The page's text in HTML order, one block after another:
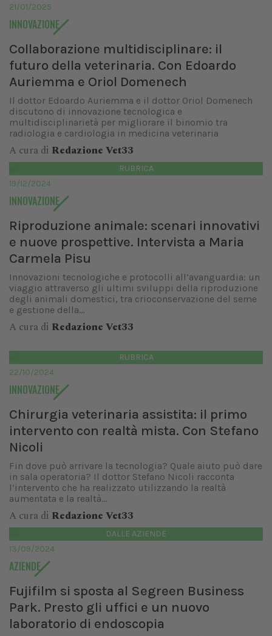
21/01/2025
INNOVAZIONE
Collaborazione multidisciplinare: il
futuro della veterinaria. Con Edoardo
Auriemma e Oriol Domenech
Il dottor Edoardo Auriemma e il dottor Oriol Domenech
discutono di innovazione tecnologica e
multidisciplinarietà per migliorare il binomio tra
radiologia e cardiologia in medicina veterinaria
A cura di Redazione Vet33
RUBRICA
19/12/2024
INNOVAZIONE
Riproduzione animale: scenari innovativi
e nuove prospettive. Intervista a Maria
Carmela Pisu
Innovazioni tecnologiche e protocolli all’avanguardia: un
viaggio attraverso gli ultimi sviluppi della riproduzione
degli animali domestici, tra crioconservazione del seme
e gestione della...
A cura di Redazione Vet33
RUBRICA
22/10/2024
INNOVAZIONE
Chirurgia veterinaria assistita: il primo
intervento con realtà mista. Con Stefano
Nicoli
Fin dove può arrivare la tecnologia? Quale aiuto può dare
in sala operatoria? Il dottor Stefano Nicoli racconta
l’intervento che ha realizzato utilizzando la realtà
aumentata e la realtà...
A cura di Redazione Vet33
DALLE AZIENDE
13/09/2024
AZIENDE
Fujifilm si sposta al Segreen Business
Park. Presto gli uffici e un nuovo
laboratorio di endoscopia